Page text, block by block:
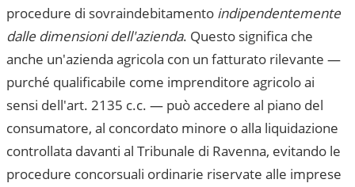
procedure di sovraindebitamento indipendentemente
dalle dimensioni dell'azienda. Questo significa che
anche un'azienda agricola con un fatturato rilevante —
purché qualificabile come imprenditore agricolo ai
sensi dell'art. 2135 c.c. — può accedere al piano del
consumatore, al concordato minore o alla liquidazione
controllata davanti al Tribunale di Ravenna, evitando le
procedure concorsuali ordinarie riservate alle imprese